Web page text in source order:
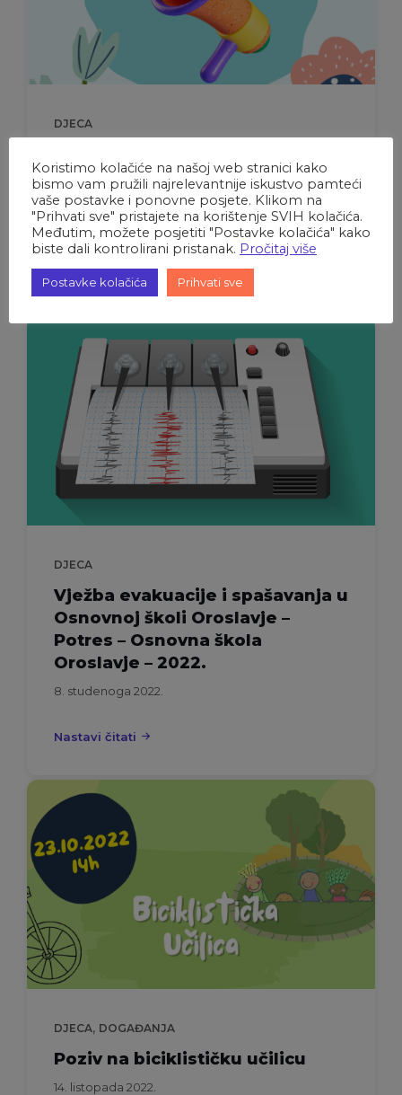
DJECA
izbora
29. svibnja 2023.
Nastavi čitati
DJECA
Vježba evakuacije i spašavanja u
Osnovnoj školi Oroslavje –
Potres – Osnovna škola
Oroslavje – 2022.
8. studenoga 2022.
Nastavi čitati
DJECA, DOGAĐANJA
Poziv na biciklističku učilicu
14. listopada 2022.
Koristimo kolačiće na našoj web stranici kako
bismo vam pružili najrelevantnije iskustvo pamteći
vaše postavke i ponovne posjete. Klikom na
"Prihvati sve" pristajete na korištenje SVIH kolačića.
Međutim, možete posjetiti "Postavke kolačića" kako
biste dali kontrolirani pristanak. Pročitaj više
Postavke kolačića Prihvati sve